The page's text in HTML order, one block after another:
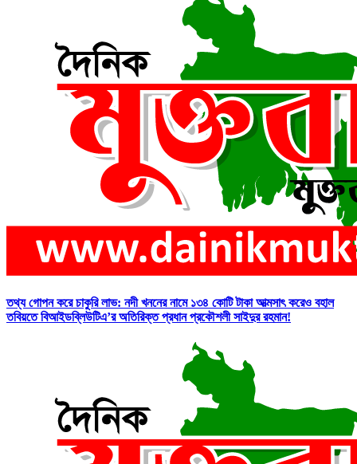
তথ্য গোপন করে চাকুরি লাভ: নদী খননের নামে ১৩৪ কোটি টাকা আত্মসাৎ করেও বহাল
তবিয়তে বিআইডব্লিউটিএ’র অতিরিক্ত প্রধান প্রকৌশলী সাইদুর রহমান!